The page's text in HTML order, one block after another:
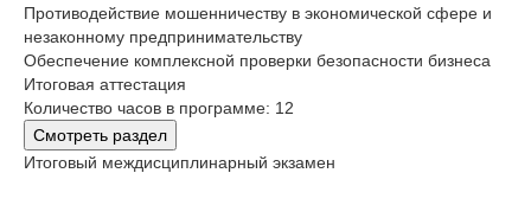
Противодействие мошенничеству в экономической сфере и
незаконному предпринимательству
Обеспечение комплексной проверки безопасности бизнеса
Итоговая аттестация
Количество часов в программе: 12
Смотреть раздел
Итоговый междисциплинарный экзамен